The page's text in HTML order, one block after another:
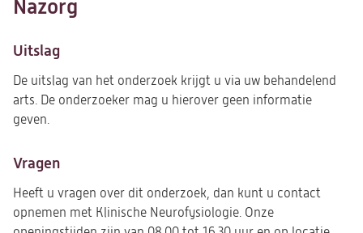
Nazorg
Uitslag
De uitslag van het onderzoek krijgt u via uw behandelend
arts. De onderzoeker mag u hierover geen informatie
geven.
Vragen
Heeft u vragen over dit onderzoek, dan kunt u contact
opnemen met Klinische Neurofysiologie. Onze